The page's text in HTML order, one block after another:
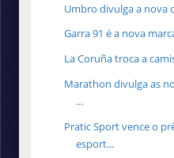
Umbro divulga a nova
Garra 91 é a nova
La Coruña troca a
Marathon divulga as
...
Pratic Sport vence o
esport...